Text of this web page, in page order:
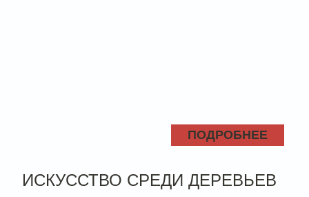
ПОДРОБНЕЕ
ИСКУССТВО СРЕДИ ДЕРЕВЬЕВ